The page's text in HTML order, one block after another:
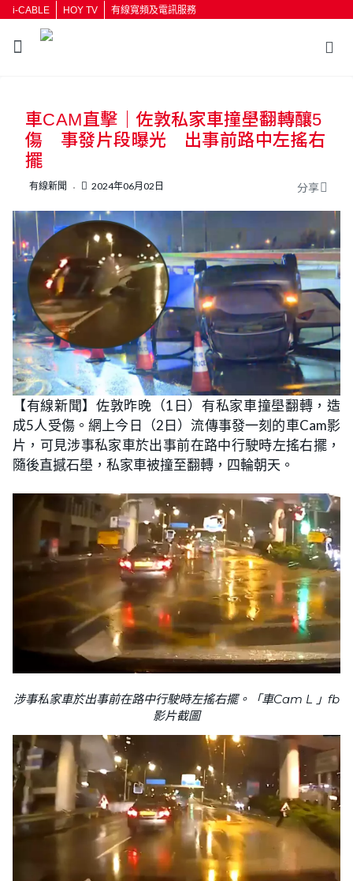
i-CABLE HOY TV 有線寬頻及電訊服務
按輸入鍵開始搜尋
車CAM直擊｜佐敦私家車撞壆翻轉釀5
傷 事發片段曝光 出事前路中左搖右
擺
有線新聞 2024年06月02日 分享
【有線新聞】佐敦昨晚（1日）有私家車撞壆翻轉，造
成5人受傷。網上今日（2日）流傳事發一刻的車Cam影
片，可見涉事私家車於出事前在路中行駛時左搖右擺，
隨後直撼石壆，私家車被撞至翻轉，四輪朝天。
涉事私家車於出事前在路中行駛時左搖右擺。「車Cam L 」fb
影片截圖